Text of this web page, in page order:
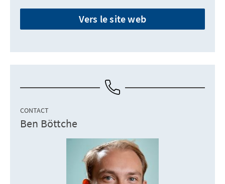
Vers le site web
CONTACT
Ben Böttche